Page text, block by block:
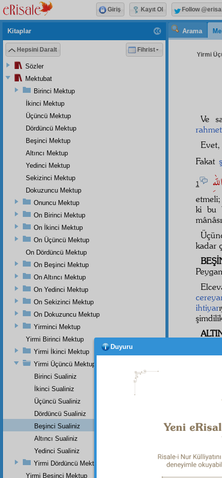
Arama
Yirmi
Ve
rahmet
Fakat
1
ki bu
kadar
ihtiyar
Dipnot-1
"Ben
Kitaplar
Hepsini Daralt Fihrist
Sözler
Mektubat
Birinci Mektup
İkinci Mektup
Üçüncü Mektup
Dördüncü Mektup
Beşinci Mektup
Altıncı Mektup
Yedinci Mektup
Sekizinci Mektup
Dokuzuncu Mektup
Onuncu Mektup
On Birinci Mektup
On İkinci Mektup
On Üçüncü Mektup
On Dördüncü Mektup
On Beşinci Mektup
On Altıncı Mektup
On Yedinci Mektup
On Sekizinci Mektup
On Dokuzuncu Mektup
Yirminci Mektup
Yirmi Birinci Mektup
Yirmi İkinci Mektup
Yirmi Üçüncü Mektup
Birinci Sualiniz
İkinci Sualiniz
Üçüncü Sualiniz
Dördüncü Sualiniz
Beşinci Sualiniz
Altıncı Sualiniz
Yedinci Sualiniz
Yirmi Dördüncü Mektup
Yirmi Beşinci Mektup
Giriş Kayıt Ol Follow
Duyuru